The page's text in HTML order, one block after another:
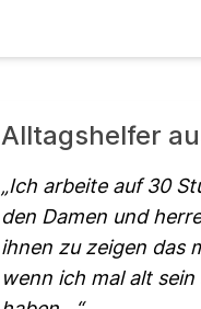
Alltagshelfer
Ich arbeite auf 30
den Damen und
ihnen zu zeigen das
wenn ich mal alt